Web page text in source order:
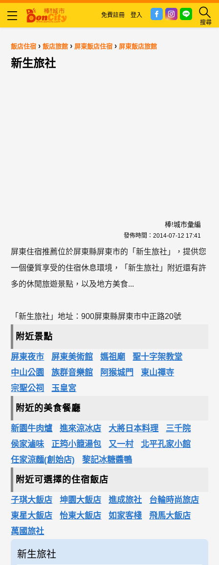
搜尋
免費註冊 登入
飯店住宿 ›飯店旅館 › 屏東飯店住宿 › 屏東飯店旅館
新生旅社
棒!城市彙編
發佈時間： 2014-07-12 17:41
屏東住宿推薦位於屏東縣屏東市的「新生旅社」，提供您
一個優質享受的住宿休息環境，「新生旅社」附近還有許
多的休閒旅遊景點，以及地方美食...
「新生旅社」地址：900屏東縣屏東市中正路20號
附近景點
屏東夜市 屏東美術館 媽祖廟
聖十字架教堂
中山公園
族群音樂館 阿猴城門
東山禪寺
宗聖公祠
玉皇宮
附近的美食餐廳
新園牛肉爐 進來涼冰店 大將日本料理
三千院
侯家滷味
正筠小籠湯包 又一村
北平孔家小館
任家涼麵(創始店)
黎記冰糖醬鴨
附近可選擇的住宿飯店
子琪大飯店 坤園大飯店 進成旅社
台輪時尚旅店
東星大飯店
怡東大飯店 如家客棧
飛馬大飯店
萬國旅社
新生旅社